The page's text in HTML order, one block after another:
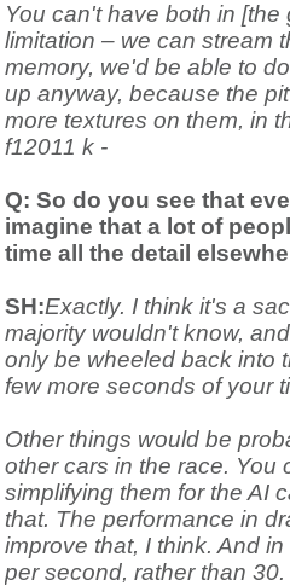
You can't have both in
limitation – we can stream
memory, we'd be able to
up anyway, because the
more textures on them, in
f12011 k -
Q: So do you see that
imagine that a lot of
time all the detail
SH:Exactly. I think it's a
majority wouldn't know,
only be wheeled back into
few more seconds of your
Other things would be
other cars in the race. You
simplifying them for the AI
that. The performance in
improve that, I think. And
per second, rather than 30.